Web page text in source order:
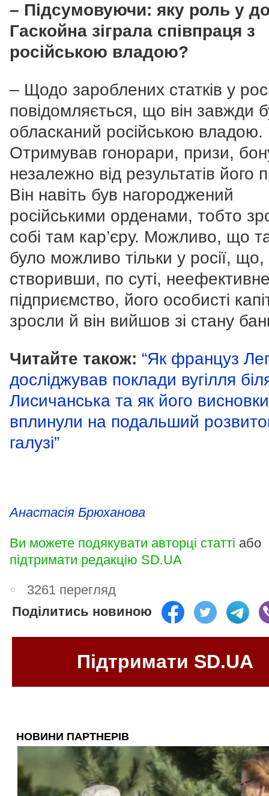
– Підсумовуючи: яку роль у
Гаскойна зіграла співпраця з
російською владою?
– Щодо зароблених статків у
повідомляється, що він завжди
обласканий російською владою.
Отримував гонорари, призи,
незалежно від результатів його
Він навіть був нагороджений
російськими орденами, тобто
собі там кар’єру. Можливо, що
було можливо тільки у росії, що,
створивши, по суті,
підприємство, його особисті
зросли й він вийшов зі стану
Читайте також: “Як француз
досліджував поклади вугілля
Лисичанська та як його висновки
вплинули на подальший
галузі”
Анастасія Брюханова
Ви можете подякувати авторці статті або
підтримати редакцію SD.UA
3261 перегляд
Поділитись новиною
Підтримати SD.UA